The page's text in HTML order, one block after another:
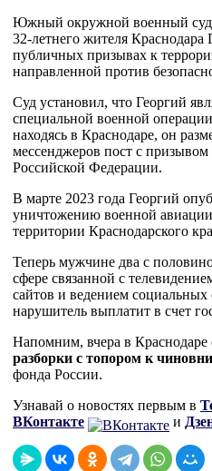
Южный окружной военный суд
32-летнего жителя
публичных призывах к
направленной против
Суд установил, что Георгий
специальной военной
находясь в Краснодаре, он
мессенджеров пост с
Российской Федерации.
В марте 2023 года Георгий
уничтожению военной авиации
территории Краснодарского
Теперь мужчине два с
сфере связанной с
сайтов и ведением
нарушитель выплатит в счет
Напомним, вчера в Краснодаре
разборки с топором к
фонда России.
Узнавай о новостях первым в
ВКонтакте
и